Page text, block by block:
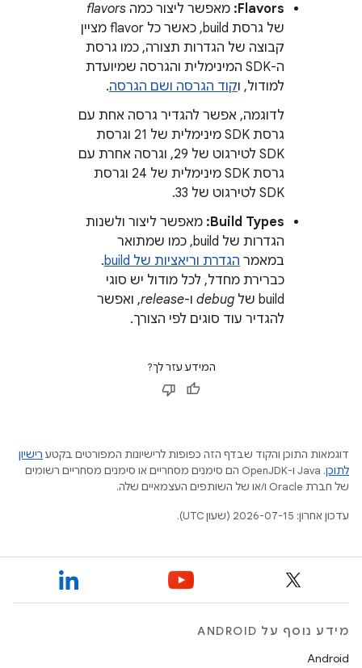
Flavors: מאפשר ליצור כמה flavors
של גרסת build, כאשר כל flavor מציין
קבוצה של הגדרות תצורה, כמו גרסת
ה-SDK המינימלית והגרסה שמיועדת
למודול, וקוד הגרסה ושם הגרסה.
לדוגמה, אפשר להגדיר גרסה אחת עם
גרסת SDK מינימלית של 21 וגרסת
SDK לטירגוט של 29, וגרסה אחרת עם
גרסת SDK מינימלית של 24 וגרסת
SDK לטירגוט של 33.
Build Types: מאפשר ליצור ולשנות
הגדרות של build, כמו שמתואר
במאמר הגדרת וריאציות של build
.
כברירת מחדל, לכל מודול יש סוגי
build של
debug ו-release, ואפשר
להגדיר עוד סוגים לפי הצורך.
המידע עזר לך?
דוגמאות התוכן והקוד שבדף הזה כפופות לרישיונות המפורטים בקטע רישיון
לתוכן
.‏ Java ו-OpenJDK הם סימנים מסחריים או סימנים מסחריים רשומים
של חברת Oracle ו/או של השותפים העצמאיים שלה.
עדכון אחרון: 2026-07-15 (שעון UTC).
מידע נוסף על ANDROID
Android